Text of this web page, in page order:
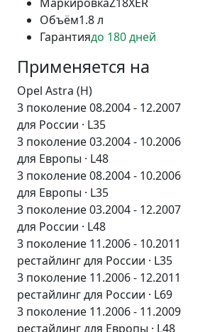
Объём1.8 л
Гарантиядо 180 дней
Применяется на
Opel Astra (H)
3 поколение 08.2004 - 12.2007
для России · L35
3 поколение 03.2004 - 10.2006
для Европы · L48
3 поколение 08.2004 - 10.2006
для Европы · L35
3 поколение 03.2004 - 12.2007
для России · L48
3 поколение 11.2006 - 10.2011
рестайлинг для России · L35
3 поколение 11.2006 - 12.2011
рестайлинг для России · L69
3 поколение 11.2006 - 11.2009
рестайлинг для Европы · L48